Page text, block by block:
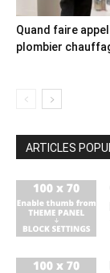
Quand faire appel
plombier
ARTICLES